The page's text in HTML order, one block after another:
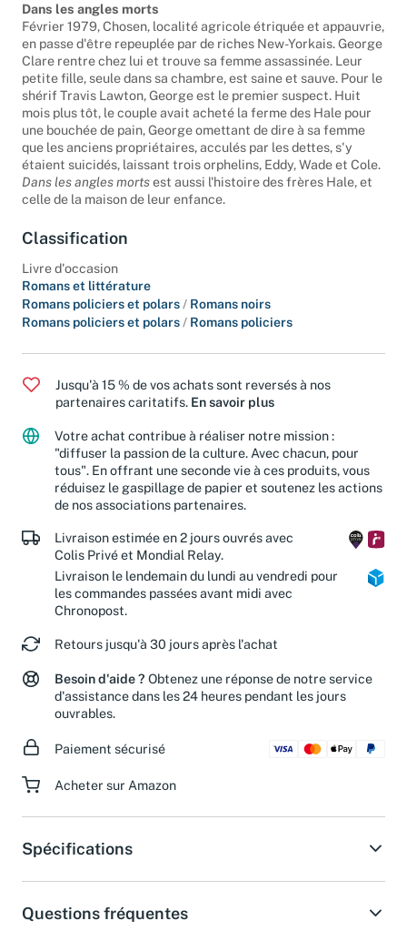
Dans les angles morts
Février 1979, Chosen, localité agricole étriquée et appauvrie,
en passe d'être repeuplée par de riches New-Yorkais. George
Clare rentre chez lui et trouve sa femme assassinée. Leur
petite fille, seule dans sa chambre, est saine et sauve. Pour le
shérif Travis Lawton, George est le premier suspect. Huit
mois plus tôt, le couple avait acheté la ferme des Hale pour
une bouchée de pain, George omettant de dire à sa femme
que les anciens propriétaires, acculés par les dettes, s'y
étaient suicidés, laissant trois orphelins, Eddy, Wade et Cole.
Dans les angles mortsest aussi l'histoire des frères Hale, et
celle de la maison de leur enfance.
Classification
Livre d'occasion
Romans et littérature
Romans policiers et polars / Romans noirs
Romans policiers et polars / Romans policiers
Jusqu'à 15 % de vos achats sont reversés à nos
partenaires caritatifs. En savoir plus
Votre achat contribue à réaliser notre mission :
"diffuser la passion de la culture. Avec chacun, pour
tous". En offrant une seconde vie à ces produits, vous
réduisez le gaspillage de papier et soutenez les actions
de nos associations partenaires.
Livraison estimée en 2 jours ouvrés avec
Colis Privé et Mondial Relay.
Livraison le lendemain du lundi au vendredi pour
les commandes passées avant midi avec
Chronopost.
Retours jusqu'à 30 jours après l'achat
Besoin d'aide ? Obtenez une réponse de notre service
d'assistance dans les 24 heures pendant les jours
ouvrables.
Paiement sécurisé
Acheter sur Amazon
Spécifications
Questions fréquentes